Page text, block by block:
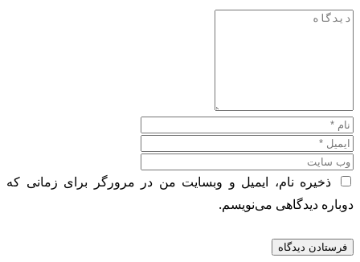
ذخیره نام، ایمیل و وبسایت من در مرورگر برای زمانی که
دوباره دیدگاهی می‌نویسم.